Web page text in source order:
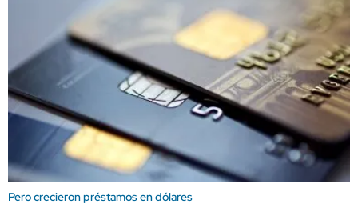
Pero crecieron préstamos en dólares